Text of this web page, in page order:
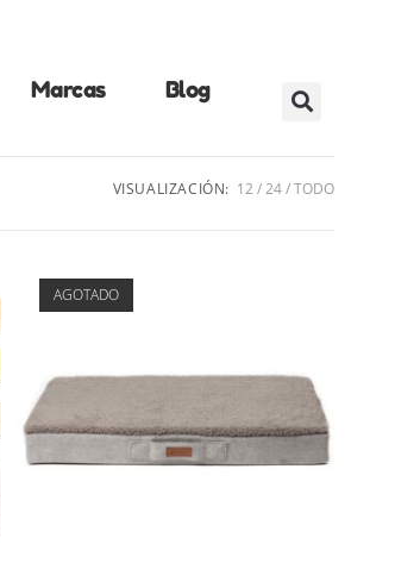
Marcas
Blog
VISUALIZACIÓN: 12 24 TODO
AGOTADO